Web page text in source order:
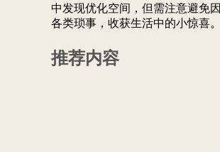
中发现优化空间，但需注意避免
各类琐事，收获生活中的小惊喜。
推荐内容